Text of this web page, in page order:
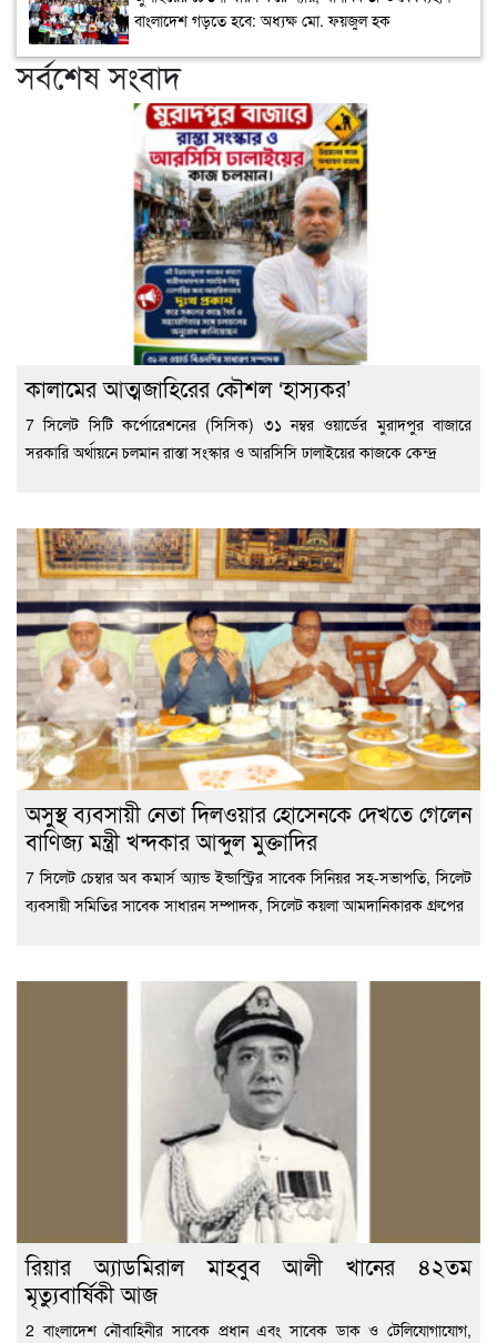
বাংলাদেশ গড়তে হবে: অধ্যক্ষ মো. ফয়জুল হক
সর্বশেষ সংবাদ
কালামের আত্মজাহিরের কৌশল ‘হাস্যকর’
7 সিলেট সিটি কর্পোরেশনের (সিসিক) ৩১ নম্বর ওয়ার্ডের মুরাদপুর বাজারে
সরকারি অর্থায়নে চলমান রাস্তা সংস্কার ও আরসিসি ঢালাইয়ের কাজকে কেন্দ্র
অসুস্থ ব্যবসায়ী নেতা দিলওয়ার হোসেনকে দেখতে গেলেন
বাণিজ্য মন্ত্রী খন্দকার আব্দুল মুক্তাদির
7 সিলেট চেম্বার অব কমার্স অ্যান্ড ইন্ডাস্ট্রির সাবেক সিনিয়র সহ-সভাপতি, সিলেট
ব্যবসায়ী সমিতির সাবেক সাধারন সম্পাদক, সিলেট কয়লা আমদানিকারক গ্রুপের
রিয়ার অ্যাডমিরাল মাহবুব আলী খানের ৪২তম
মৃত্যুবার্ষিকী আজ
2 বাংলাদেশ নৌবাহিনীর সাবেক প্রধান এবং সাবেক ডাক ও টেলিযোগাযোগ,